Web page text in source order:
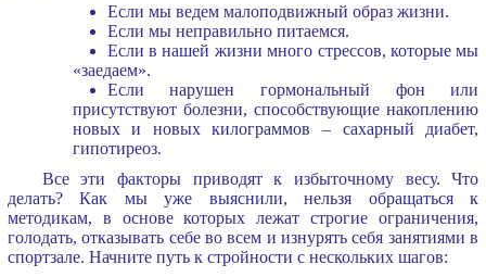
Если мы ведем малоподвижный образ жизни.
Если мы неправильно питаемся.
Если в нашей жизни много стрессов, которые мы
«заедаем».
Если нарушен гормональный фон или
присутствуют болезни, способствующие накоплению
новых и новых килограммов – сахарный диабет,
гипотиреоз.
Все эти факторы приводят к избыточному весу. Что
делать? Как мы уже выяснили, нельзя обращаться к
методикам, в основе которых лежат строгие ограничения,
голодать, отказывать себе во всем и изнурять себя занятиями в
спортзале. Начните путь к стройности с нескольких шагов: